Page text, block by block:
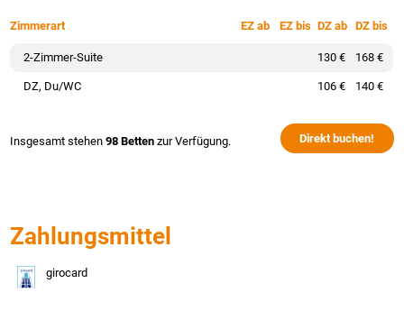
Zimmerart EZ ab EZ bis DZ ab DZ bis
2-Zimmer-Suite 130 € 168 €
DZ, Du/WC 106 € 140 €
Insgesamt stehen98 Betten zur Verfügung. Direkt buchen!
Zahlungsmittel
girocard